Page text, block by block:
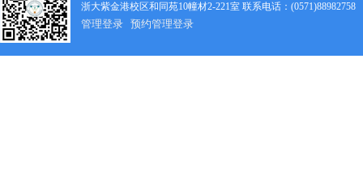
浙大紫金港校区和同苑10幢材2-221室 联系电话：(0571)88982758
管理登录 预约管理登录